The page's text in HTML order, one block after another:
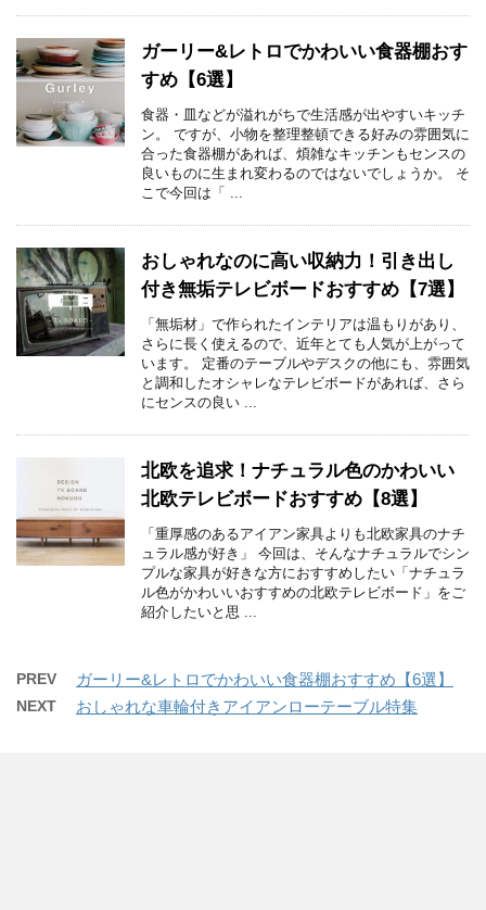
ガーリー&レトロでかわいい食器棚おす
すめ【6選】
食器・皿などが溢れがちで生活感が出やすいキッチ
ン。 ですが、小物を整理整頓できる好みの雰囲気に
合った食器棚があれば、煩雑なキッチンもセンスの
良いものに生まれ変わるのではないでしょうか。 そ
こで今回は「 ...
おしゃれなのに高い収納力！引き出し
付き無垢テレビボードおすすめ【7選】
「無垢材」で作られたインテリアは温もりがあり、
さらに長く使えるので、近年とても人気が上がって
います。 定番のテーブルやデスクの他にも、雰囲気
と調和したオシャレなテレビボードがあれば、さら
にセンスの良い ...
北欧を追求！ナチュラル色のかわいい
北欧テレビボードおすすめ【8選】
「重厚感のあるアイアン家具よりも北欧家具のナチ
ュラル感が好き」 今回は、そんなナチュラルでシン
プルな家具が好きな方におすすめしたい「ナチュラ
ル色がかわいいおすすめの北欧テレビボード」をご
紹介したいと思 ...
PREV ガーリー&レトロでかわいい食器棚おすすめ【6選】
NEXT おしゃれな車輪付きアイアンローテーブル特集